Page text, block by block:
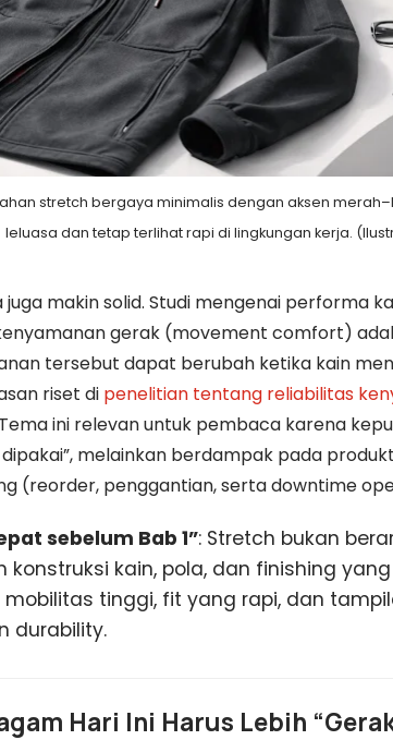
stretch bergaya minimalis dengan aksen
leluasa dan tetap terlihat rapi di lingkungan kerja.
juga makin solid. Studi mengenai performa
gerak (movement comfort)
tersebut dapat berubah ketika kain
riset di penelitian tentang reliabilitas
ini relevan untuk pembaca karena
melainkan berdampak pada
(reorder, penggantian, serta downtime
sebelum Bab 1”: Stretch bukan
konstruksi kain, pola, dan finishing
tinggi, fit yang rapi, dan
durability.
Hari Ini Harus Lebih